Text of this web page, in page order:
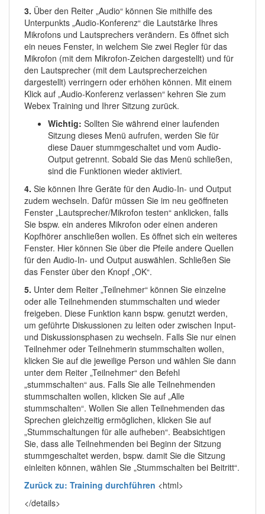
3. Über den Reiter „Audio“ können Sie mithilfe des
Unterpunkts „Audio-Konferenz“ die Lautstärke Ihres
Mikrofons und Lautsprechers verändern. Es öffnet sich
ein neues Fenster, in welchem Sie zwei Regler für das
Mikrofon (mit dem Mikrofon-Zeichen dargestellt) und für
den Lautsprecher (mit dem Lautsprecherzeichen
dargestellt) verringern oder erhöhen können. Mit einem
Klick auf „Audio-Konferenz verlassen“ kehren Sie zum
Webex Training und Ihrer Sitzung zurück.
Wichtig: Sollten Sie während einer laufenden
Sitzung dieses Menü aufrufen, werden Sie für
diese Dauer stummgeschaltet und vom Audio-
Output getrennt. Sobald Sie das Menü schließen,
sind die Funktionen wieder aktiviert.
4. Sie können Ihre Geräte für den Audio-In- und Output
zudem wechseln. Dafür müssen Sie im neu geöffneten
Fenster „Lautsprecher/Mikrofon testen“ anklicken, falls
Sie bspw. ein anderes Mikrofon oder einen anderen
Kopfhörer anschließen wollen. Es öffnet sich ein weiteres
Fenster. Hier können Sie über die Pfeile andere Quellen
für den Audio-In- und Output auswählen. Schließen Sie
das Fenster über den Knopf „OK“.
5. Unter dem Reiter „Teilnehmer“ können Sie einzelne
oder alle Teilnehmenden stummschalten und wieder
freigeben. Diese Funktion kann bspw. genutzt werden,
um geführte Diskussionen zu leiten oder zwischen Input-
und Diskussionsphasen zu wechseln. Falls Sie nur einen
Teilnehmer oder Teilnehmerin stummschalten wollen,
klicken Sie auf die jeweilige Person und wählen Sie dann
unter dem Reiter „Teilnehmer“ den Befehl
„stummschalten“ aus. Falls Sie alle Teilnehmenden
stummschalten wollen, klicken Sie auf „Alle
stummschalten“. Wollen Sie allen Teilnehmenden das
Sprechen gleichzeitig ermöglichen, klicken Sie auf
„Stummschaltungen für alle aufheben“. Beabsichtigen
Sie, dass alle Teilnehmenden bei Beginn der Sitzung
stummgeschaltet werden, bspw. damit Sie die Sitzung
einleiten können, wählen Sie „Stummschalten bei Beitritt“.
Zurück zu: Training durchführen <html>
</details>